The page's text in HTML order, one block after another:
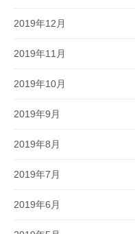
2019年12月
2019年11月
2019年10月
2019年9月
2019年8月
2019年7月
2019年6月